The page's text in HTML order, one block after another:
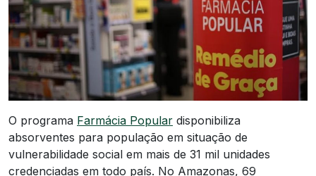
O programa Farmácia Popular disponibiliza
absorventes para população em situação de
vulnerabilidade social em mais de 31 mil unidades
credenciadas em todo país. No Amazonas, 69